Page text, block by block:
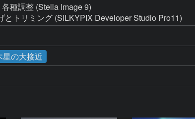
種調整 (Stella Image 9)
トリミング (SILKYPIX Developer Studio Pro11)
の大接近